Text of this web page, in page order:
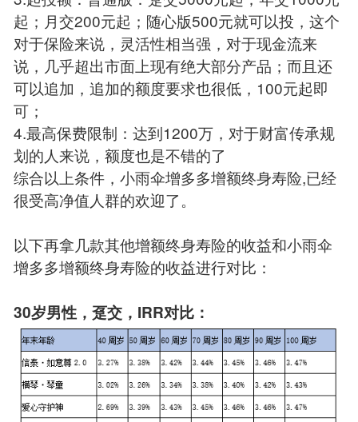
起；月交200元起；随心版500元就可以投，这个
对于保险来说，灵活性相当强，对于现金流来
说，几乎超出市面上现有绝大部分产品；而且还
可以追加，追加的额度要求也很低，100元起即
可；
4.最高保费限制：达到1200万，对于财富传承规
划的人来说，额度也是不错的了
综合以上条件，小雨伞增多多增额终身寿险,已经
很受高净值人群的欢迎了。
以下再拿几款其他增额终身寿险的收益和小雨伞
增多多增额终身寿险的收益进行对比：
30岁男性，趸交，IRR对比：